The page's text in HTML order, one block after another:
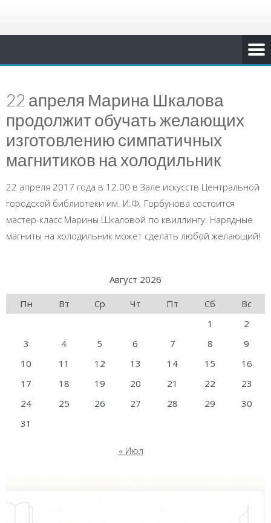
22 апреля Марина Шкалова
продолжит обучать желающих
изготовлению симпатичных
магнитиков на холодильник
22 апреля 2017 года в 12.00 в Зале искусств Центральной
городской библиотеки им. И.Ф. Горбунова состоится
мастер-класс Марины Шкаловой по квиллингу. Нарядные
магниты на холодильник может сделать любой желающий!
Август 2026
Пн
Вт Ср Чт Пт Сб
Вс
1
2
3
4 5 6 7 8
9
10
11 12 13 14 15
16
17
18 19 20 21 22
23
24
25 26 27 28 29
30
31
« Июл